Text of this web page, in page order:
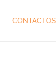
CONTACTOS